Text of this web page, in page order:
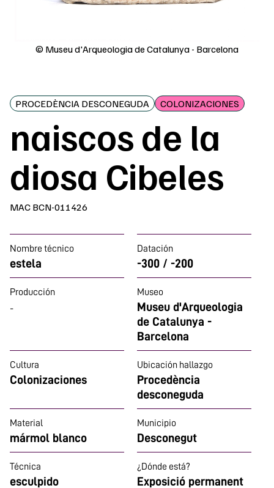
© Museu d'Arqueologia de Catalunya - Barcelona
PROCEDÈNCIA DESCONEGUDA COLONIZACIONES
naiscos de la
diosa Cibeles
MAC BCN-011426
Nombre técnico
estela
Datación
-300 / -200
Producción
-
Museo
Museu d'Arqueologia
de Catalunya -
Barcelona
Cultura
Colonizaciones
Ubicación hallazgo
Procedència
desconeguda
Material
mármol blanco
Municipio
Desconegut
Técnica
esculpido
¿Dónde está?
Exposició permanent